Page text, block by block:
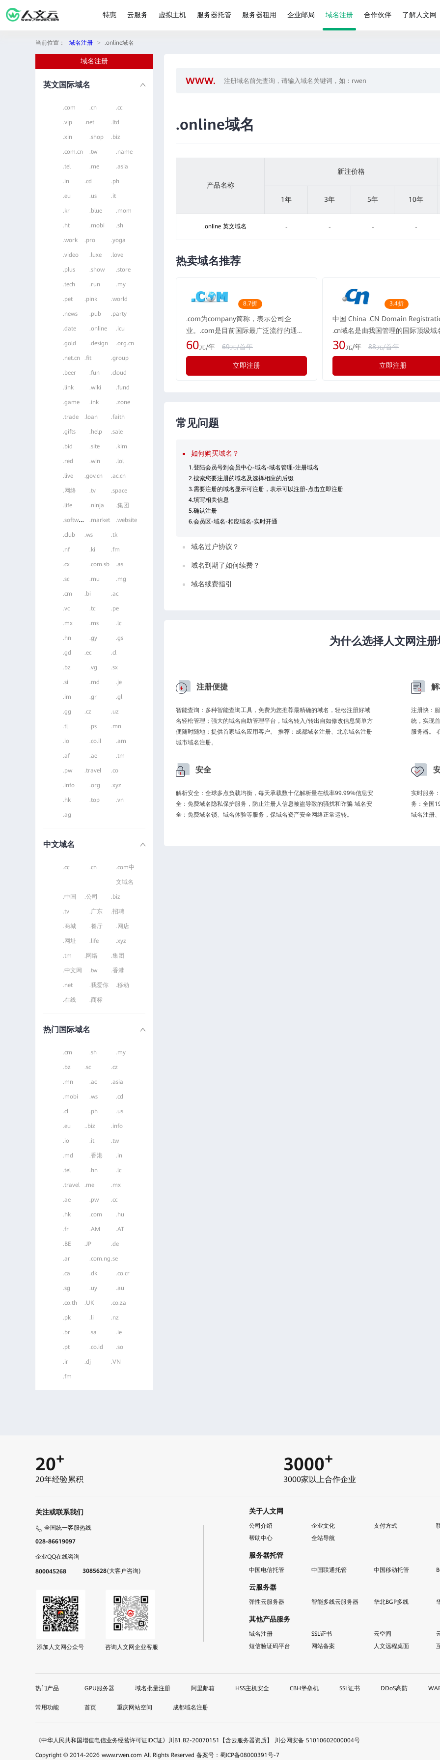
特惠 云服务 虚拟主机 服务器托管 服务器租用 企业邮局 域名注册 合作伙伴 了解人文网
当前位置： 域名注册 > .online域名
域名注册
英文国际域名
.com .cn .cc
.vip .net .ltd
.xin .shop .biz
.com.cn .tw .name
.tel .me .asia
.in .cd .ph
.eu .us .it
.kr .blue .mom
.ht .mobi .sh
.work .pro .yoga
.video .luxe .love
.plus .show .store
.tech .run .my
.pet .pink .world
.news .pub .party
.date .online .icu
.gold .design .org.cn
.net.cn .fit .group
.beer .fun .cloud
.link .wiki .fund
.game .ink .zone
.trade .loan .faith
.gifts .help .sale
.bid .site .kim
.red .win .lol
.live .gov.cn .ac.cn
.网络 .tv .space
.life .ninja .集团
.
software .market .website
.club .ws .tk
.nf .ki .fm
.cx .com.sb .as
.sc .mu .mg
.cm .bi .ac
.vc .tc .pe
.mx .ms .lc
.hn .gy .gs
.gd .ec .cl
.bz .vg .sx
.si .md .je
.im .gr .gl
.gg .cz .uz
.tl .ps .mn
.io .co.il .am
.af .ae .tm
.pw .travel .co
.info .org .xyz
.hk .top .vn
.ag
中文域名
.cc .cn .com中
文域名
.中国 .公司 .biz
.tv .广东 .招聘
.商城 .餐厅 .网店
.网址 .life .xyz
.tm .网络 .集团
.中文网 .tw .香港
.net .我爱你 .移动
.在线 .商标
热门国际域名
.cm .sh .my
.bz .sc .cz
.mn .ac .asia
.mobi .ws .cd
.cl .ph .us
.eu ..biz .info
.io .it .tw
.md .香港 .in
.tel .hn .lc
.travel .me .mx
.ae .pw .cc
.hk .com .hu
.fr .AM .AT
.BE .JP .de
.ar .com.ng .se
.ca .dk .co.cr
.sg .uy .au
.co.th .UK .co.za
.pk .li .nz
.br .sa .ie
.pt .co.id .so
.ir .dj .VN
.fm
.online域名
产品名称
新注价格
1年 3年 5年 10年
.online 英文域名 - - - -
热卖域名推荐
8.7折
.com为company简称，表示公司企
业。.com是目前国际最广泛流行的通用
域名格式，现全球的用户超过1.1亿个。
际最广泛流行的通用域名，域名含义表
示为“公司”，形如：rwen.com
60元/年 69元/首年
立即注册
3.4折
中国 China .CN Domain
.cn域名是由我国管理的国际顶级域
是中国自己的互联网标识，cn一般
的价值和定位。当前cn域名在全球
最大的市场，适合任何企业、组织
30元/年 88元/首年
立即注册
常见问题
如何购买域名？
1.登陆会员号到会员中心-域名-域名管理-注册域名
2.搜索您要注册的域名及选择相应的后缀
3.需要注册的域名显示可注册，表示可以注册-点击立即注册
4.填写相关信息
5.确认注册
6.会员区-域名-相应域名-实时开通
域名过户协议？
域名到期了如何续费？
域名续费指引
为什么选择人文网注
注册便捷
智能查询：多种智能查询工具，免费为您推荐最精确的域名，轻松注册好域
名轻松管理；强大的域名自助管理平台，域名转入/转出自如修改信息简单方
便随时随地；提供首家域名应用客户。 推荐：成都域名注册、北京域名注册
城市域名注册。
注册快：
统，实现
服务器。
安全
解析安全：全球多点负载均衡，每天承载数十亿解析量在线率99.99%信息安
全：免费域名隐私保护服务，防止注册人信息被盗导致的骚扰和诈骗 域名安
全：免费域名锁、域名体验等服务，保域名资产安全网络正常运转。
实时服务
务：全国
域名注册
20+
20年经验累积
3000+
3000家以上合作企业
关注或联系我们
全国统一客服热线
028-86619097
企业QQ在线咨询
800045268 3085628(大客户咨询)
添加人文网公众号 咨询人文网企业客服
关于人文网
公司介绍 企业文化 支付方式
帮助中心
全站导航
服务器托管
中国电信托管 中国联通托管 中国移动托管
云服务器
弹性云服务器 智能多线云服务器 华北BGP多线
其他产品服务
域名注册 SSL证书 云空间
短信验证码平台
网站备案 人文远程桌面
GPU服务器 域名批量注册 阿里邮箱 HSS主机安全 CBH堡垒机 SSL证书 DDoS高防
首页 重庆网站空间 成都域名注册
《中华人民共和国增值电信业务经营许可证IDC证》川B1.B2-20070151【含云服务器资质】 川公网安备 51010602000004号
Copyright © 2014-2026 www.rwen.com All Rights Reserved 备案号：蜀ICP备08000391号-7